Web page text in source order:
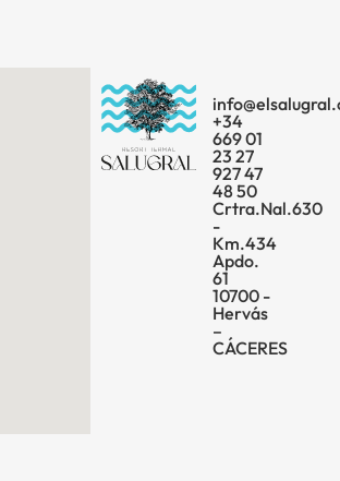
+34
669 01
23 27
927 47
48 50
Crtra.Nal.630
-
Km.434
Apdo.
61
10700 -
Hervás
–
CÁCERES